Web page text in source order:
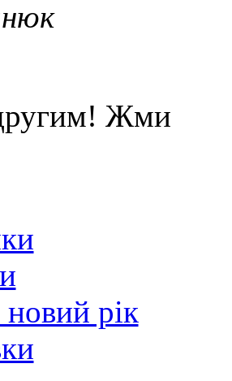
Жми
рік